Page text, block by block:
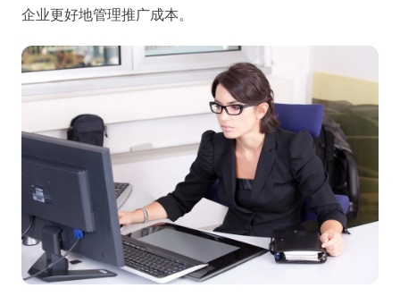
企业更好地管理推广成本。